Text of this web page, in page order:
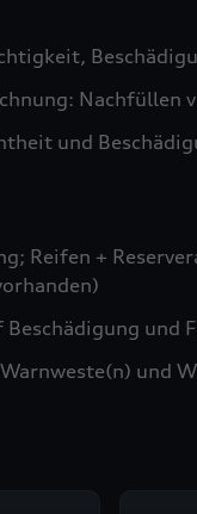
Nachfüllen
und
Reifen +
und
und